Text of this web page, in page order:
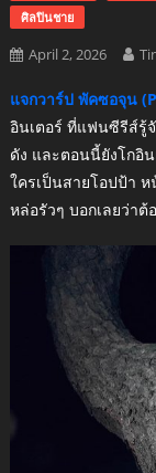
ศิลปินชาย
April 2, 2026
แจกวาร์ป พัคซอจุน
อินเตอร์ ที่แฟนซีรีส์รู้
ดัง และตอนนี้ยังโกอิ
ใครเป็นสายโอปป้า
หล่อรัวๆ บอกเลยว่าต้